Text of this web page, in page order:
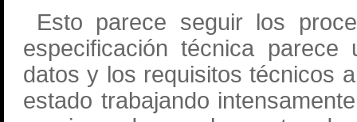
Esto parece seguir los
especificación técnica
datos y los requisitos técnicos
estado trabajando